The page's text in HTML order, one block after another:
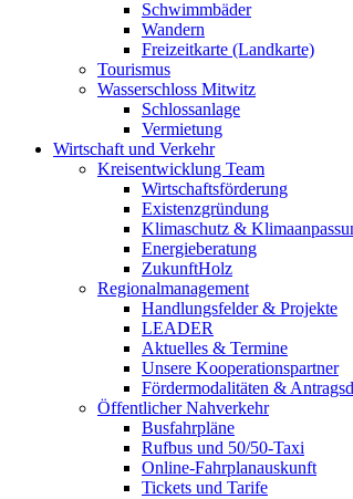
Schwimmbäder
Wandern
Freizeitkarte (Landkarte)
Tourismus
Wasserschloss Mitwitz
Schlossanlage
Vermietung
Wirtschaft und Verkehr
Kreisentwicklung Team
Wirtschaftsförderung
Existenzgründung
Klimaschutz &
Energieberatung
ZukunftHolz
Regionalmanagement
Handlungsfelder & Projekte
LEADER
Aktuelles & Termine
Unsere Kooperationspartner
Fördermodalitäten &
Öffentlicher Nahverkehr
Busfahrpläne
Rufbus und 50/50-Taxi
Online-Fahrplanauskunft
Tickets und Tarife